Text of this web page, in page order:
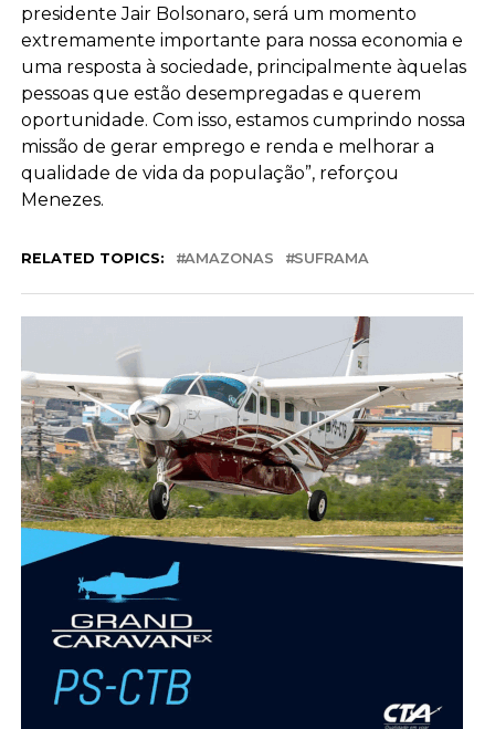
presidente Jair Bolsonaro, será um momento
extremamente importante para nossa economia e
uma resposta à sociedade, principalmente àquelas
pessoas que estão desempregadas e querem
oportunidade. Com isso, estamos cumprindo nossa
missão de gerar emprego e renda e melhorar a
qualidade de vida da população”, reforçou
Menezes.
RELATED TOPICS: AMAZONAS SUFRAMA